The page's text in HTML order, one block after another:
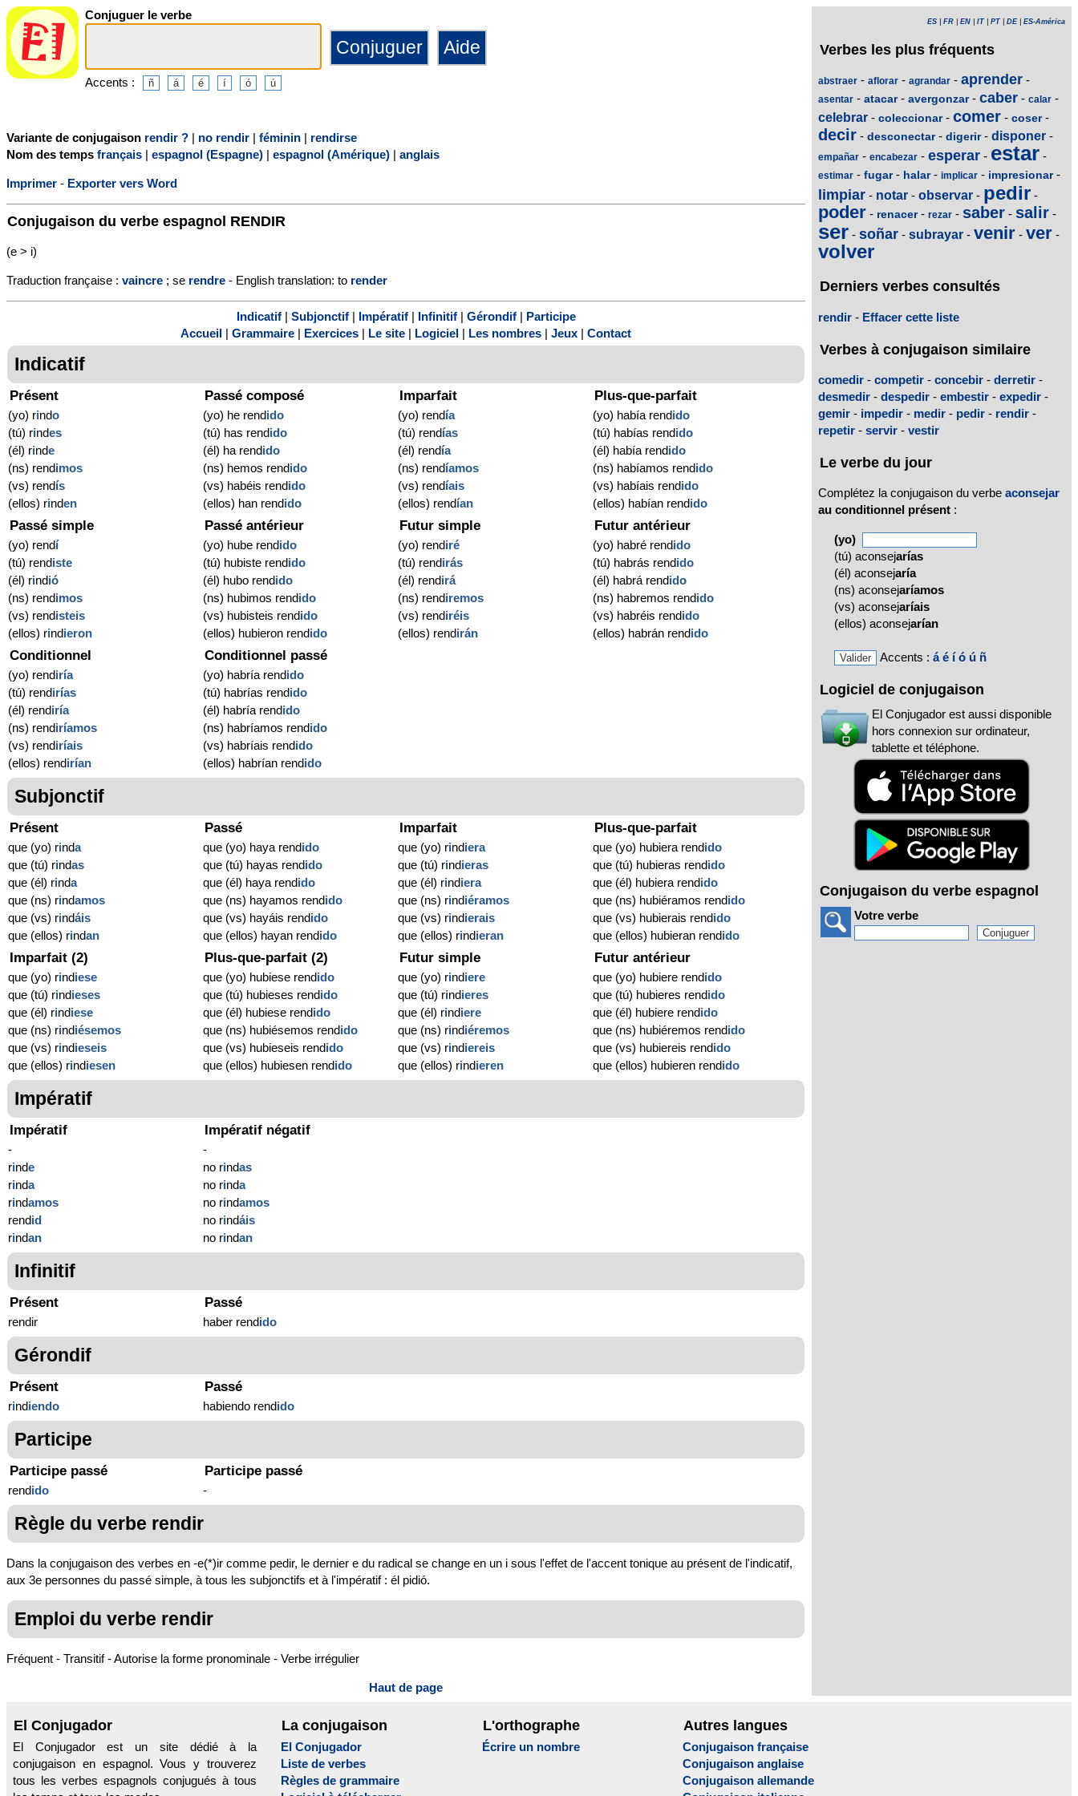
Conjuguer le verbe
Accents :
Variante de conjugaison rendir ? | no rendir | féminin | rendirse
Nom des temps français | espagnol (Espagne) | espagnol (Amérique) | anglais
Imprimer - Exporter vers Word
Conjugaison du verbe espagnol RENDIR
(e > i)
Traduction française : vaincre ; se rendre - English translation: to render
Indicatif| Subjonctif| Impératif| Infinitif| Gérondif| Participe
Accueil | Grammaire | Exercices | Le site | Logiciel | Les nombres | Jeux | Contact
Indicatif
Présent
(yo) rindo
(tú) rindes
(él) rinde
(ns) rendimos
(vs) rendís
(ellos) rinden
Passé composé
(yo) he rendido
(tú) has rendido
(él) ha rendido
(ns) hemos rendido
(vs) habéis rendido
(ellos) han rendido
Imparfait
(yo) rendía
(tú) rendías
(él) rendía
(ns) rendíamos
(vs) rendíais
(ellos) rendían
Plus-que-parfait
(yo) había rendido
(tú) habías rendido
(él) había rendido
(ns) habíamos rendido
(vs) habíais rendido
(ellos) habían rendido
Passé simple
(yo) rendí
(tú) rendiste
(él) rindió
(ns) rendimos
(vs) rendisteis
(ellos) rindieron
Passé antérieur
(yo) hube rendido
(tú) hubiste rendido
(él) hubo rendido
(ns) hubimos rendido
(vs) hubisteis rendido
(ellos) hubieron rendido
Futur simple
(yo) rendiré
(tú) rendirás
(él) rendirá
(ns) rendiremos
(vs) rendiréis
(ellos) rendirán
Futur antérieur
(yo) habré rendido
(tú) habrás rendido
(él) habrá rendido
(ns) habremos rendido
(vs) habréis rendido
(ellos) habrán rendido
Conditionnel
(yo) rendiría
(tú) rendirías
(él) rendiría
(ns) rendiríamos
(vs) rendiríais
(ellos) rendirían
Conditionnel passé
(yo) habría rendido
(tú) habrías rendido
(él) habría rendido
(ns) habríamos rendido
(vs) habríais rendido
(ellos) habrían rendido
Subjonctif
Présent
que (yo) rinda
que (tú) rindas
que (él) rinda
que (ns) rindamos
que (vs) rindáis
que (ellos) rindan
Passé
que (yo) haya rendido
que (tú) hayas rendido
que (él) haya rendido
que (ns) hayamos rendido
que (vs) hayáis rendido
que (ellos) hayan rendido
Imparfait
que (yo) rindiera
que (tú) rindieras
que (él) rindiera
que (ns) rindiéramos
que (vs) rindierais
que (ellos) rindieran
Plus-que-parfait
que (yo) hubiera rendido
que (tú) hubieras rendido
que (él) hubiera rendido
que (ns) hubiéramos rendido
que (vs) hubierais rendido
que (ellos) hubieran rendido
Imparfait (2)
que (yo) rindiese
que (tú) rindieses
que (él) rindiese
que (ns) rindiésemos
que (vs) rindieseis
que (ellos) rindiesen
Plus-que-parfait (2)
que (yo) hubiese rendido
que (tú) hubieses rendido
que (él) hubiese rendido
que (ns) hubiésemos rendido
que (vs) hubieseis rendido
que (ellos) hubiesen rendido
Futur simple
que (yo) rindiere
que (tú) rindieres
que (él) rindiere
que (ns) rindiéremos
que (vs) rindiereis
que (ellos) rindieren
Futur antérieur
que (yo) hubiere rendido
que (tú) hubieres rendido
que (él) hubiere rendido
que (ns) hubiéremos rendido
que (vs) hubiereis rendido
que (ellos) hubieren rendido
Impératif
Impératif
-
rinde
rinda
rindamos
rendid
rindan
Impératif négatif
-
no rindas
no rinda
no rindamos
no rindáis
no rindan
Infinitif
Présent
rendir
Passé
haber rendido
Gérondif
Présent
rindiendo
Passé
habiendo rendido
Participe
Participe passé
rendido
Participe passé
-
Règle du verbe rendir
Dans la conjugaison des verbes en -e(*)ir comme pedir, le dernier e du radical se change en un i sous l'effet de l'accent tonique au présent de l'indicatif,
aux 3e personnes du passé simple, à tous les subjonctifs et à l'impératif : él pidió.
Emploi du verbe rendir
Fréquent - Transitif - Autorise la forme pronominale - Verbe irrégulier
Haut de page
ES FR EN IT PT DE| ES-América
Verbes les plus fréquents
abstraer - aflorar - agrandar - aprender -
asentar - atacar- avergonzar- caber - calar -
celebrar - coleccionar- comer - coser-
decir - desconectar- digerir- disponer -
empañar - encabezar - esperar - estar -
estimar - fugar- halar- implicar - impresionar-
limpiar - notar - observar - pedir -
poder - renacer- rezar - saber - salir -
ser - soñar - subrayar - venir - ver -
volver
Derniers verbes consultés
rendir - Effacer cette liste
Verbes à conjugaison similaire
comedir - competir - concebir - derretir -
desmedir - despedir - embestir - expedir -
gemir - impedir - medir - pedir - rendir -
repetir - servir - vestir
Le verbe du jour
Complétez la conjugaison du verbe aconsejar
au conditionnel présent :
(yo)
(tú) aconsejarías
(él) aconsejaría
(ns) aconsejaríamos
(vs) aconsejaríais
(ellos) aconsejarían
Accents : á é í ó ú ñ
Logiciel de conjugaison
El Conjugador est aussi disponible
hors connexion sur ordinateur,
tablette et téléphone.
Conjugaison du verbe espagnol
Votre verbe
El Conjugador
El Conjugador est un site dédié à la
conjugaison en espagnol. Vous y trouverez
tous les verbes espagnols conjugués à tous
La conjugaison
El Conjugador
Liste de verbes
Règles de grammaire
L'orthographe
Écrire un nombre
Autres langues
Conjugaison française
Conjugaison anglaise
Conjugaison allemande